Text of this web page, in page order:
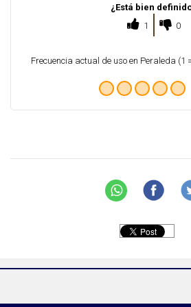
¿Está bien
1
0
Frecuencia actual de uso en Peraleda (1